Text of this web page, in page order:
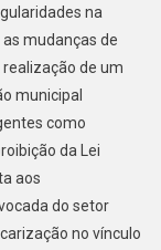
na
mudanças de
de um
municipal
como
da Lei
aos
do setor
no vínculo